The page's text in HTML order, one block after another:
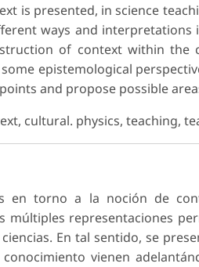
is presented, in science
ways and interpretations
of context within the
epistemological
and propose possible
cultural. physics, teaching,
en torno a la noción de
múltiples representaciones
En tal sentido, se
vienen